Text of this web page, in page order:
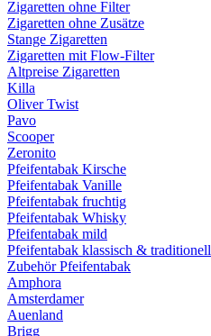
Zigaretten ohne Filter
Zigaretten ohne Zusätze
Stange Zigaretten
Zigaretten mit Flow-Filter
Altpreise Zigaretten
Killa
Oliver Twist
Pavo
Scooper
Zeronito
Pfeifentabak Kirsche
Pfeifentabak Vanille
Pfeifentabak fruchtig
Pfeifentabak Whisky
Pfeifentabak mild
Pfeifentabak klassisch & traditionell
Zubehör Pfeifentabak
Amphora
Amsterdamer
Auenland
Brigg